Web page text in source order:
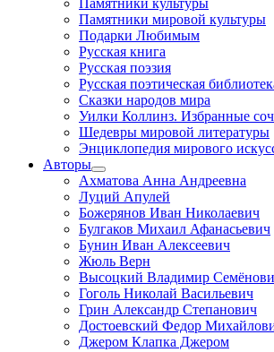
Памятники культуры
Памятники мировой культуры
Подарки Любимым
Русская книга
Русская поэзия
Русская поэтическая
Сказки народов мира
Уилки Коллинз. Избранные
Шедевры мировой литературы
Энциклопедия мирового
Авторы
Ахматова Анна Андреевна
Луций Апулей
Божерянов Иван Николаевич
Булгаков Михаил Афанасьевич
Бунин Иван Алексеевич
Жюль Верн
Высоцкий Владимир
Гоголь Николай Васильевич
Грин Александр Степанович
Достоевский Федор
Джером Клапка Джером